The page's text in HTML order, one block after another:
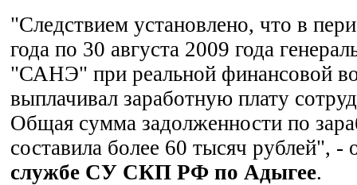
"Следствием установлено, что в
года по 30 августа 2009 года
"САНЭ" при реальной финансовой
выплачивал заработную плату
Общая сумма задолженности по
составила более 60 тысяч рублей", -
службе СУ СКП РФ по Адыгее.